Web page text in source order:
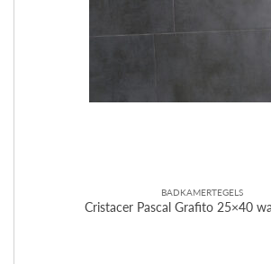
BADKAMERTEGELS
Cristacer Pascal Grafito 25×40